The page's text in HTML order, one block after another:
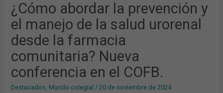
¿Cómo abordar la prevención y
el manejo de la salud urorenal
desde la farmacia
comunitaria? Nueva
conferencia en el COFB.
Destacados, Mundo colegial /20 de noviembre de 2024